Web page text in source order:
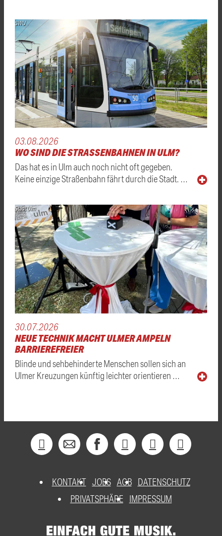
SWU
03.08.2026
WO SIND DIE STRASSENBAHNEN IN ULM?
Das hat es in Ulm auch noch nicht oft gegeben.
Keine einzige Straßenbahn fährt durch die Stadt. …
Stadt Ulm
30.07.2026
NEUE TECHNIK MACHT ULMER AMPELN
BARRIEREFREIER
Blinde und sehbehinderte Menschen sollen sich an
Ulmer Kreuzungen künftig leichter orientieren …
KONTAKT JOBS AGB DATENSCHUTZ
PRIVATSPHÄRE
IMPRESSUM